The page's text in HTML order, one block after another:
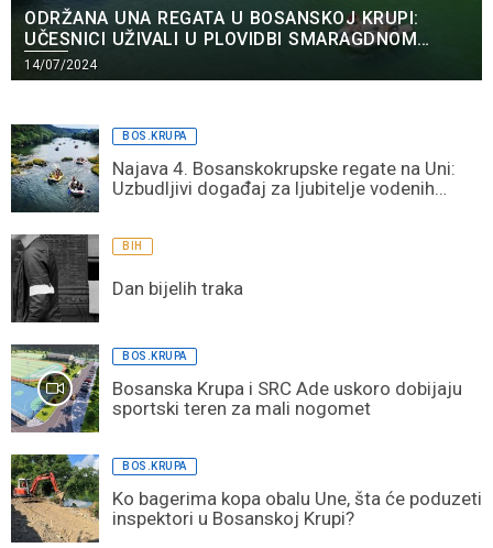
ODRŽANA UNA REGATA U BOSANSKOJ KRUPI:
UČESNICI UŽIVALI U PLOVIDBI SMARAGDNOM
RIJEKOM
14/07/2024
BOS.KRUPA
Najava 4. Bosanskokrupske regate na Uni:
Uzbudljivi događaj za ljubitelje vodenih
BIH
Dan bijelih traka
BOS.KRUPA
Bosanska Krupa i SRC Ade uskoro dobijaju
sportski teren za mali nogomet
BOS.KRUPA
Ko bagerima kopa obalu Une, šta će poduzeti
inspektori u Bosanskoj Krupi?